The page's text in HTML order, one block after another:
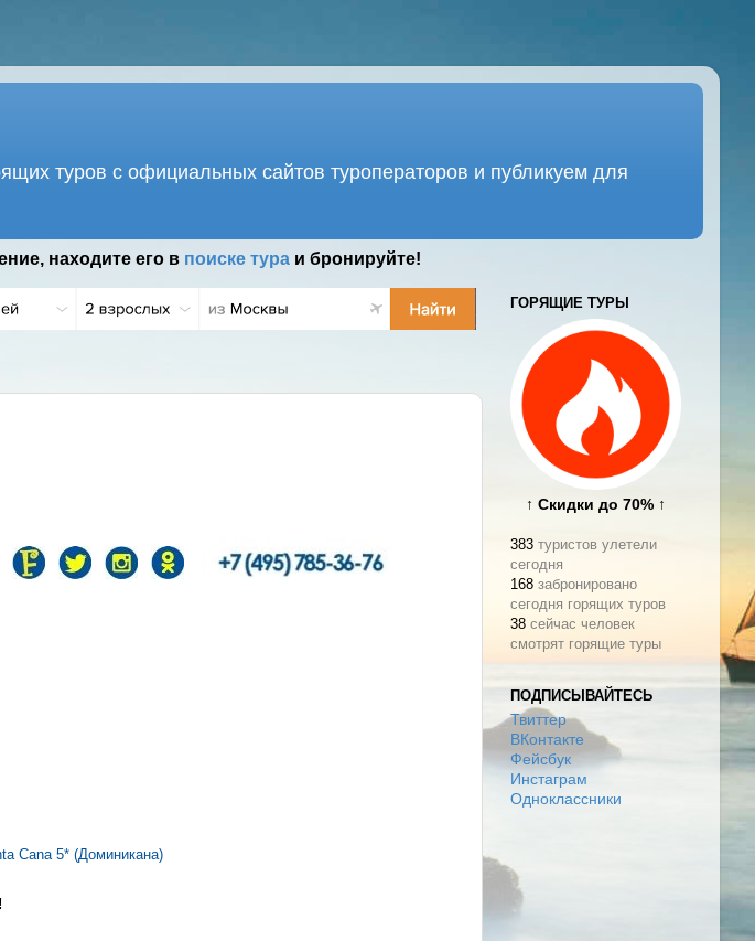
туров с официальных сайтов туроператоров и публикуем для
находите его в поиске тураи бронируйте!
Cana 5* (Доминикана)
ГОРЯЩИЕ ТУРЫ
↑ Скидки до 70% ↑
383 туристов улетели
сегодня
168 забронировано
сегодня горящих туров
38 сейчас человек
смотрят горящие туры
ПОДПИСЫВАЙТЕСЬ
Твиттер
ВКонтакте
Фейсбук
Инстаграм
Одноклассники